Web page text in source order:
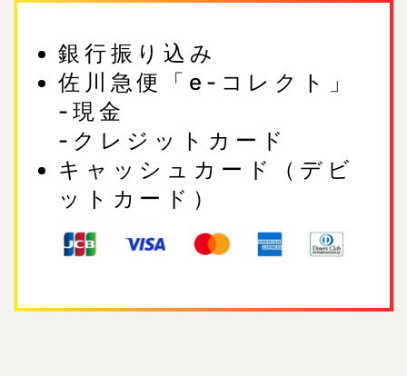
銀行振り込み
佐川急便「e-コレクト」
-現金
-クレジットカード
キャッシュカード（デビ
ットカード）